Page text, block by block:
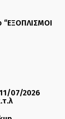
“ΕΞΟΠΛΙΣΜΟΙ
07/2026